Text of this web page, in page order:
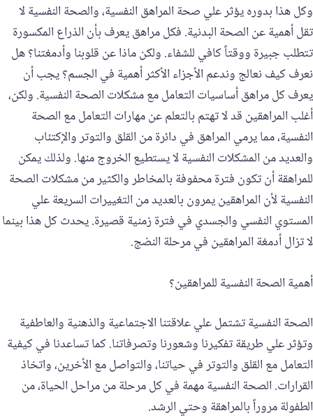
وكل هذا بدوره يؤثر علي صحة المراهق النفسية، والصحة النفسية لا
تقل أهمية عن الصحة البدنية. فكل مراهق يعرف بأن الذراع المكسورة
تتطلب جبيرة ووقتاً كافي للشفاء. ولكن ماذا عن قلوبنا وأدمغتنا؟ هل
نعرف كيف نعالج وندعم الأجزاء الأكثر أهمية في الجسم؟ يجب أن
يعرف كل مراهق أساسيات التعامل مع مشكلات الصحة النفسية. ولكن،
أغلب المراهقين قد لا تهتم بالتعلم عن مهارات التعامل مع الصحة
النفسية، مما يرمي المراهق في دائرة من القلق والتوتر والإكتئاب
والعديد من المشكلات النفسية لا يستطيع الخروج منها. ولذلك يمكن
للمراهقة أن تكون فترة محفوفة بالمخاطر والكثير من مشكلات الصحة
النفسية لأن المراهقين يمرون بالعديد من التغييرات السريعة علي
المستوي النفسي والجسدي في فترة زمنية قصيرة. يحدث كل هذا بينما
لا تزال أدمغة المراهقين في مرحلة النضج.
أهمية الصحة النفسية للمراهقين؟
الصحة النفسية تشتمل علي علاقتنا الاجتماعية والذهنية والعاطفية
وتؤثر علي طريقة تفكيرنا وشعورنا وتصرفاتنا. كما تساعدنا في كيفية
التعامل مع القلق والتوتر في حياتنا، والتواصل مع الأخرين، واتخاذ
القرارات. الصحة النفسية مهمة في كل مرحلة من مراحل الحياة، من
الطفولة مروراً بالمراهقة وحتي الرشد.